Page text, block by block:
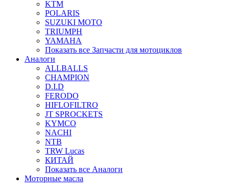
KTM
POLARIS
SUZUKI MOTO
TRIUMPH
YAMAHA
Показать все Запчасти для мотоциклов
Аналоги
ALLBALLS
CHAMPION
D.I.D
FERODO
HIFLOFILTRO
JT SPROCKETS
KYMCO
NACHI
NTB
TRW Lucas
КИТАЙ
Показать все Аналоги
Моторные масла